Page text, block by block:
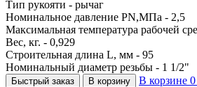
Тип рукояти - рычаг
Номинальное давление PN,МПа - 2,5
Максимальная температура рабочей
Вес, кг. - 0,929
Строительная длина L, мм - 95
Номинальный диаметр резьбы - 1 1/2"
Быстрый заказ В корзину В корзине 0